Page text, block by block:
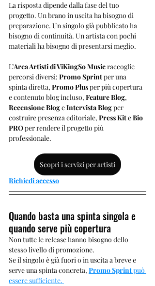
La risposta dipende dalla fase del tuo
progetto. Un brano in uscita ha bisogno di
preparazione. Un singolo già pubblicato ha
bisogno di continuità. Un artista con pochi
materiali ha bisogno di presentarsi meglio.
L’Area Artisti di ViKingSo Music raccoglie
percorsi diversi: Promo Sprint per una
spinta diretta, Promo Plus per più copertura
e contenuto blog incluso, Feature Blog,
Recensione Blog e Intervista Blog per
costruire presenza editoriale, Press Kit e Bio
PRO per rendere il progetto più
professionale.
Scopri i servizi per artisti
Richiedi accesso
Quando basta una spinta singola e
quando serve più copertura
Non tutte le release hanno bisogno dello
stesso livello di promozione.
Se il singolo è già fuori o in uscita a breve e
serve una spinta concreta, Promo Sprint può
essere sufficiente.